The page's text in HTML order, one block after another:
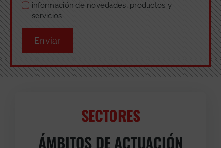
información de novedades, productos y
servicios.
Enviar
SECTORES
ÁMBITOS DE ACTUACIÓN